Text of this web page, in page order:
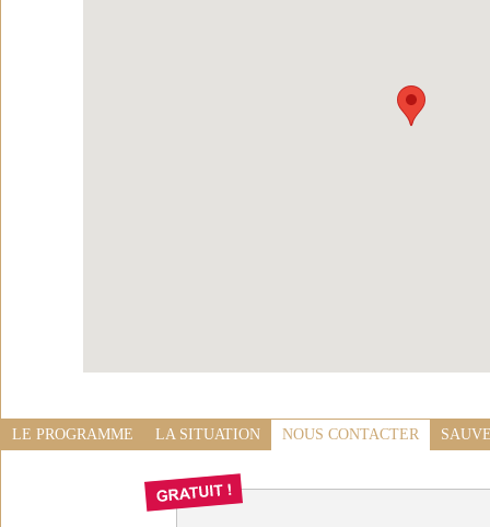
LE PROGRAMME LA SITUATION NOUS CONTACTER